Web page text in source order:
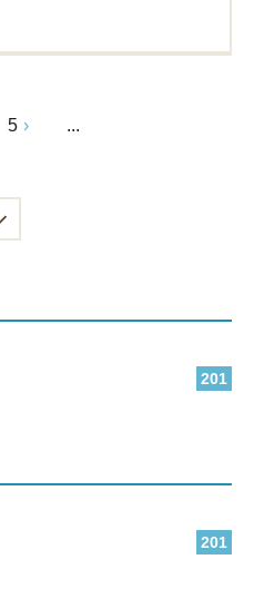
5 ...
201
201